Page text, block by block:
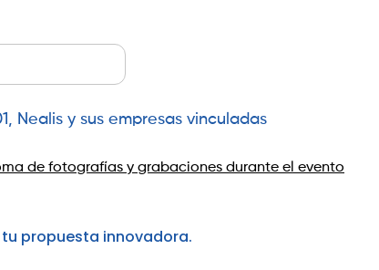
Nealis y sus empresas vinculadas
de fotografías y grabaciones durante el evento
propuesta innovadora.